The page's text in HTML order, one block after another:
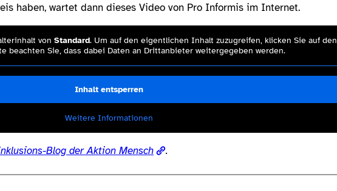
haben, wartet dann dieses Video von Pro Informis im Internet.
von Standard. Um auf den eigentlichen Inhalt zuzugreifen, klicken Sie auf den
beachten Sie, dass dabei Daten an Drittanbieter weitergegeben werden.
Inhalt entsperren
Weitere Informationen
Blog der Aktion Mensch .